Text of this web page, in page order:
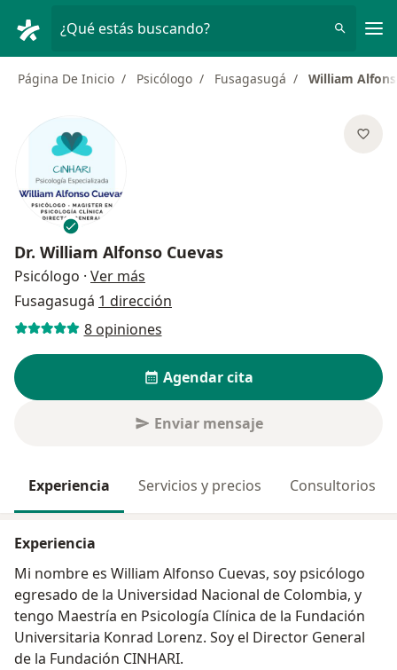
¿Qué estás buscando?
Página De Inicio Psicólogo Fusagasugá William
Dr. William Alfonso Cuevas
Psicólogo · Ver más
Fusagasugá 1 dirección
8 opiniones
Agendar cita
Enviar mensaje
Experiencia Servicios y precios Consultorios
Experiencia
Mi nombre es William Alfonso Cuevas, soy psicólogo
egresado de la Universidad Nacional de Colombia, y
tengo Maestría en Psicología Clínica de la Fundación
Universitaria Konrad Lorenz. Soy el Director General
de la Fundación CINHARI.